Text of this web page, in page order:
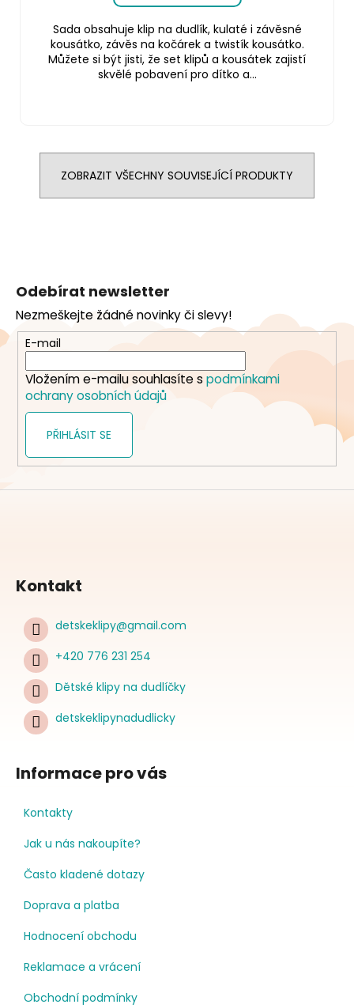
Sada obsahuje klip na dudlík, kulaté i závěsné
kousátko, závěs na kočárek a twistík kousátko.
Můžete si být jisti, že set klipů a kousátek zajistí
skvělé pobavení pro dítko a...
ZOBRAZIT VŠECHNY SOUVISEJÍCÍ PRODUKTY
a
t
Odebírat newsletter
Nezmeškejte žádné novinky či slevy!
E-mail
Vložením e-mailu souhlasíte s podmínkami
ochrany osobních údajů
PŘIHLÁSIT SE
Kontakt
detskeklipy@gmail.com
+420 776 231 254
Dětské klipy na dudlíčky
detskeklipynadudlicky
Informace pro vás
Kontakty
Jak u nás nakoupíte?
Často kladené dotazy
Doprava a platba
Hodnocení obchodu
Reklamace a vrácení
Obchodní podmínky